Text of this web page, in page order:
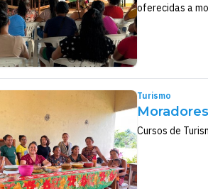
oferecidas a
Turismo
Cursos de